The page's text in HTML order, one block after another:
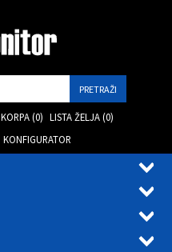
KORPA (0) LISTA ŽELJA (0)
KONFIGURATOR